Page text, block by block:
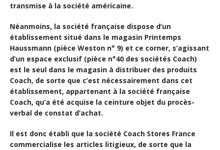
transmise à la société américaine.
Néanmoins, la société française dispose d’un
établissement situé dans le magasin Printemps
Haussmann (pièce Weston n° 9) et ce corner, s’agissant
d’un espace exclusif (pièce n°40 des sociétés Coach)
est le seul dans le magasin à distribuer des produits
Coach, de sorte que c’est nécessairement dans cet
établissement, appartenant à la société française
Coach, qu’a été acquise la ceinture objet du procès-
verbal de constat d’achat.
Il est donc établi que la société Coach Stores France
commercialise les articles litigieux, de sorte que la